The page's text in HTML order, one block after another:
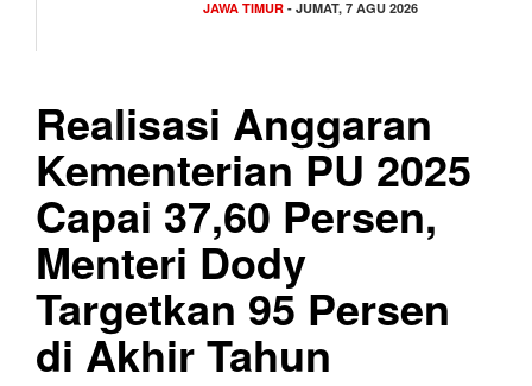
JAWA TIMUR - JUMAT, 7 AGU 2026
Realisasi Anggaran
Kementerian PU 2025
Capai 37,60 Persen,
Menteri Dody
Targetkan 95 Persen
di Akhir Tahun